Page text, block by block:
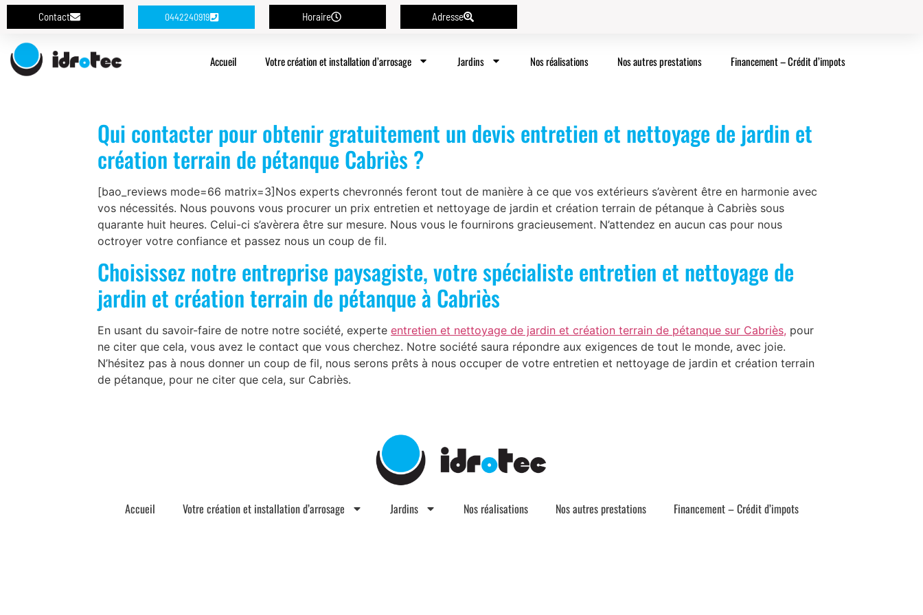
Contact 0442240919 Horaire Adresse
Accueil Votre création et installation d’arrosage Jardins Nos réalisations Nos autres prestations Financement – Crédit d’impots
Qui contacter pour obtenir gratuitement un devis entretien et nettoyage de jardin et
création terrain de pétanque Cabriès ?
[bao_reviews mode=66 matrix=3]Nos experts chevronnés feront tout de manière à ce que vos extérieurs s’avèrent être en harmonie avec
vos nécessités. Nous pouvons vous procurer un prix entretien et nettoyage de jardin et création terrain de pétanque à Cabriès sous
quarante huit heures. Celui-ci s’avèrera être sur mesure. Nous vous le fournirons gracieusement. N’attendez en aucun cas pour nous
octroyer votre confiance et passez nous un coup de fil.
Choisissez notre entreprise paysagiste, votre spécialiste entretien et nettoyage de
jardin et création terrain de pétanque à Cabriès
En usant du savoir-faire de notre notre société, experte entretien et nettoyage de jardin et création terrain de pétanque sur Cabriès, pour
ne citer que cela, vous avez le contact que vous cherchez. Notre société saura répondre aux exigences de tout le monde, avec joie.
N’hésitez pas à nous donner un coup de fil, nous serons prêts à nous occuper de votre entretien et nettoyage de jardin et création terrain
de pétanque, pour ne citer que cela, sur Cabriès.
Accueil Votre création et installation d’arrosage Jardins Nos réalisations Nos autres prestations Financement – Crédit d’impots